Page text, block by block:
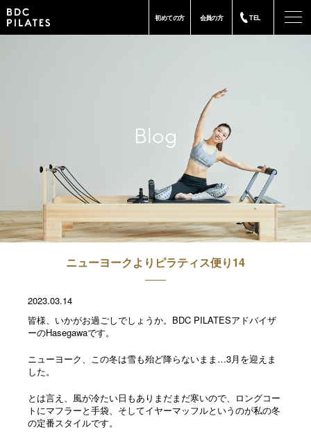
初めての方 会員の方 TEL
Blog
ニューヨークよりピラティス便り14
2023.03.14
皆様、いかがお過ごしでしょうか。BDC PILATESアドバイザ
ーのHasegawaです。
ニューヨーク、この冬は雪も殆ど降らないまま…3月を迎えま
した。
とは言え、風が冷たい日もありまだまだ寒いので、ロングコー
トにマフラーと手袋、そしてイヤーマッフルというのが私の冬
の定番スタイルです。